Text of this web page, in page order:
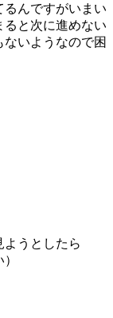
んですがいまい
と次に進めない
いようなので困
うとしたら